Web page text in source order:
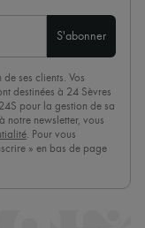
S'abonner
ses clients. Vos
destinées à 24 Sèvres
pour la gestion de sa
notre newsletter, vous
. Pour vous
» en bas de page